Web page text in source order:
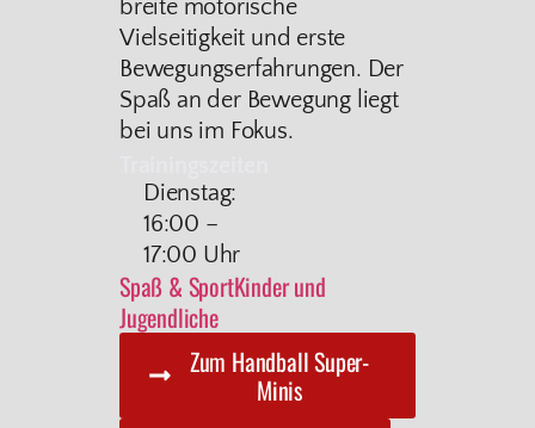
breite motorische
Vielseitigkeit und erste
Bewegungserfahrungen. Der
Spaß an der Bewegung liegt
bei uns im Fokus.
Dienstag:
16:00 –
17:00 Uhr
Spaß & SportKinder und
Jugendliche
Zum Handball Super-
Minis